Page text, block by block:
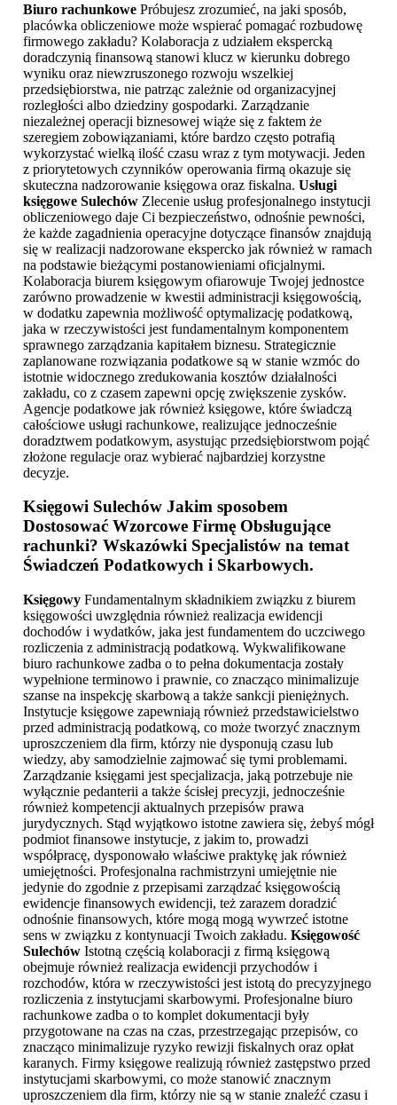
Biuro rachunkowe Próbujesz zrozumieć, na jaki sposób,
placówka obliczeniowe może wspierać pomagać rozbudowę
firmowego zakładu? Kolaboracja z udziałem ekspercką
doradczynią finansową stanowi klucz w kierunku dobrego
wyniku oraz niewzruszonego rozwoju wszelkiej
przedsiębiorstwa, nie patrząc zależnie od organizacyjnej
rozległości albo dziedziny gospodarki. Zarządzanie
niezależnej operacji biznesowej wiąże się z faktem że
szeregiem zobowiązaniami, które bardzo często potrafią
wykorzystać wielką ilość czasu wraz z tym motywacji. Jeden
z priorytetowych czynników operowania firmą okazuje się
skuteczna nadzorowanie księgowa oraz fiskalna. Usługi
księgowe Sulechów Zlecenie usług profesjonalnego instytucji
obliczeniowego daje Ci bezpieczeństwo, odnośnie pewności,
że każde zagadnienia operacyjne dotyczące finansów znajdują
się w realizacji nadzorowane ekspercko jak również w ramach
na podstawie bieżącymi postanowieniami oficjalnymi.
Kolaboracja biurem księgowym ofiarowuje Twojej jednostce
zarówno prowadzenie w kwestii administracji księgowością,
w dodatku zapewnia możliwość optymalizację podatkową,
jaka w rzeczywistości jest fundamentalnym komponentem
sprawnego zarządzania kapitałem biznesu. Strategicznie
zaplanowane rozwiązania podatkowe są w stanie wzmóc do
istotnie widocznego zredukowania kosztów działalności
zakładu, co z czasem zapewni opcję zwiększenie zysków.
Agencje podatkowe jak również księgowe, które świadczą
całościowe usługi rachunkowe, realizujące jednocześnie
doradztwem podatkowym, asystując przedsiębiorstwom pojąć
złożone regulacje oraz wybierać najbardziej korzystne
decyzje.
Księgowi Sulechów Jakim sposobem
Dostosować Wzorcowe Firmę Obsługujące
rachunki? Wskazówki Specjalistów na temat
Świadczeń Podatkowych i Skarbowych.
Księgowy Fundamentalnym składnikiem związku z biurem
księgowości uwzględnia również realizacja ewidencji
dochodów i wydatków, jaka jest fundamentem do uczciwego
rozliczenia z administracją podatkową. Wykwalifikowane
biuro rachunkowe zadba o to pełna dokumentacja zostały
wypełnione terminowo i prawnie, co znacząco minimalizuje
szanse na inspekcję skarbową a także sankcji pieniężnych.
Instytucje księgowe zapewniają również przedstawicielstwo
przed administracją podatkową, co może tworzyć znacznym
uproszczeniem dla firm, którzy nie dysponują czasu lub
wiedzy, aby samodzielnie zajmować się tymi problemami.
Zarządzanie księgami jest specjalizacja, jaką potrzebuje nie
wyłącznie pedanterii a także ścisłej precyzji, jednocześnie
również kompetencji aktualnych przepisów prawa
jurydycznych. Stąd wyjątkowo istotne zawiera się, żebyś mógł
podmiot finansowe instytucje, z jakim to, prowadzi
współpracę, dysponowało właściwe praktykę jak również
umiejętności. Profesjonalna rachmistrzyni umiejętnie nie
jedynie do zgodnie z przepisami zarządzać księgowością
ewidencje finansowych ewidencji, też zarazem doradzić
odnośnie finansowych, które mogą mogą wywrzeć istotne
sens w związku z kontynuacji Twoich zakładu. Księgowość
Sulechów Istotną częścią kolaboracji z firmą księgową
obejmuje również realizacja ewidencji przychodów i
rozchodów, która w rzeczywistości jest istotą do precyzyjnego
rozliczenia z instytucjami skarbowymi. Profesjonalne biuro
rachunkowe zadba o to komplet dokumentacji były
przygotowane na czas na czas, przestrzegając przepisów, co
znacząco minimalizuje ryzyko rewizji fiskalnych oraz opłat
karanych. Firmy księgowe realizują również zastępstwo przed
instytucjami skarbowymi, co może stanowić znacznym
uproszczeniem dla firm, którzy nie są w stanie znaleźć czasu i